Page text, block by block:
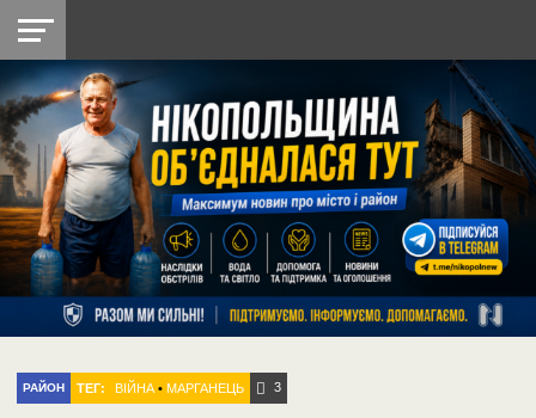
НІКОПОЛЬ
РАЙОН
СІЧЕСЛАВСЬКА
УКРАЇНА
РЕТРО
НІКОПОЛЬ
ЛАЙТ
УКРАЇНА
ДОПОМОГА
РАДІО
РАЙОН ТЕГ: ВІЙНА •МАРГАНЕЦЬ 3